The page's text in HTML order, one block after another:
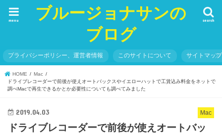
ブルージョナサンの
ブログ
search
menu
プライバシーポリシー、運営者情報 このサイトについて サイトマップ
HOME
Mac
ドライブレコーダーで前後が使えオートバックスやイエローハットで工賃込み料金をネットで
調べMacで再生できるかとか必要性についても調べてみました
Mac
2019.04.03
ドライブレコーダーで前後が使えオートバッ